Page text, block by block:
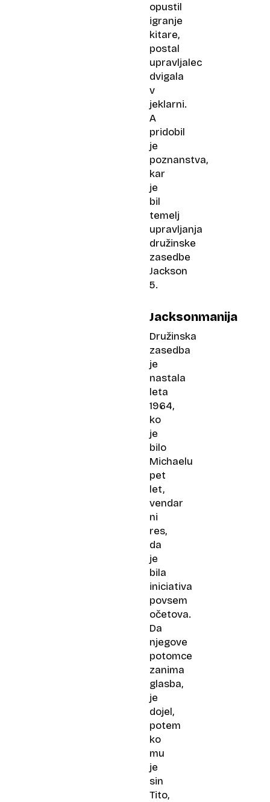
opustil
igranje
kitare,
postal
upravljalec
dvigala
v
jeklarni.
A
pridobil
je
poznanstva,
kar
je
bil
temelj
upravljanja
družinske
zasedbe
Jackson
5.
Jacksonmanija
Družinska
zasedba
je
nastala
leta
1964,
ko
je
bilo
Michaelu
pet
let,
vendar
ni
res,
da
je
bila
iniciativa
povsem
očetova.
Da
njegove
potomce
zanima
glasba,
je
dojel,
potem
ko
mu
je
sin
Tito,